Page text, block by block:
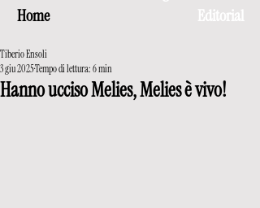
Home
Editorial
Hanno ucciso Melies, Melies è vivo!
Tiberio Ensoli
3 giu 2025Tempo di lettura: 6 min